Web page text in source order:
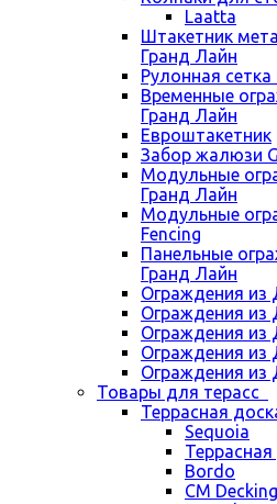
Laatta
Штакетник
Гранд Лайн
Рулонная
Временные
Гранд Лайн
Евроштакетник
Забор жалюзи
Модульные
Гранд Лайн
Модульные
Fencing
Панельные
Гранд Лайн
Ограждения из
Ограждения
Ограждения из
Ограждения из
Ограждения из
Товары для терасс
Террасная
Sequoia
Bordo
CM Decking